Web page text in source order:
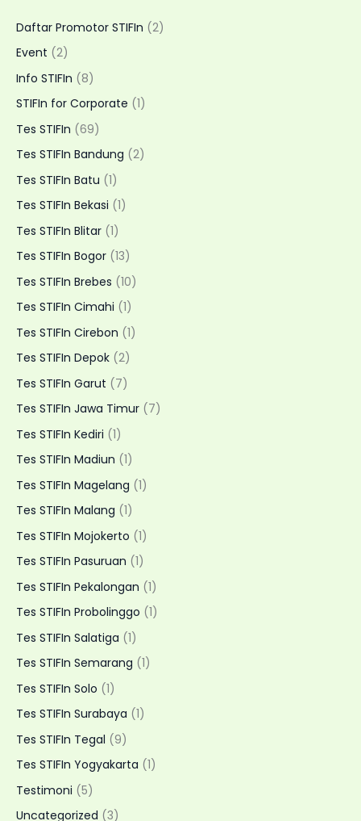
Daftar Promotor STIFIn (2)
Event (2)
Info STIFIn (8)
STIFIn for Corporate (1)
Tes STIFIn (69)
Tes STIFIn Bandung (2)
Tes STIFIn Batu (1)
Tes STIFIn Bekasi (1)
Tes STIFIn Blitar (1)
Tes STIFIn Bogor (13)
Tes STIFIn Brebes (10)
Tes STIFIn Cimahi (1)
Tes STIFIn Cirebon (1)
Tes STIFIn Depok (2)
Tes STIFIn Garut (7)
Tes STIFIn Jawa Timur (7)
Tes STIFIn Kediri (1)
Tes STIFIn Madiun (1)
Tes STIFIn Magelang (1)
Tes STIFIn Malang (1)
Tes STIFIn Mojokerto (1)
Tes STIFIn Pasuruan (1)
Tes STIFIn Pekalongan (1)
Tes STIFIn Probolinggo (1)
Tes STIFIn Salatiga (1)
Tes STIFIn Semarang (1)
Tes STIFIn Solo (1)
Tes STIFIn Surabaya (1)
Tes STIFIn Tegal (9)
Tes STIFIn Yogyakarta (1)
Testimoni (5)
Uncategorized (3)